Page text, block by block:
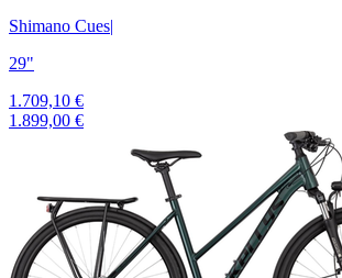
Shimano Cues|
29"
1.709,10 €
1.899,00 €